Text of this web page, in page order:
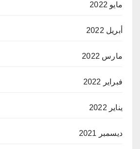
مايو 2022
أبريل 2022
مارس 2022
فبراير 2022
يناير 2022
ديسمبر 2021